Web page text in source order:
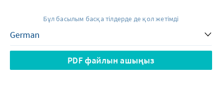
Бұл басылым басқа тілдерде де қол жетімді
PDF файлын ашыңыз